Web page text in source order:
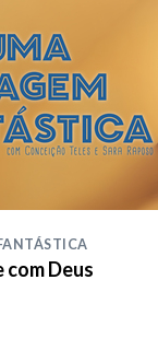
com Deus